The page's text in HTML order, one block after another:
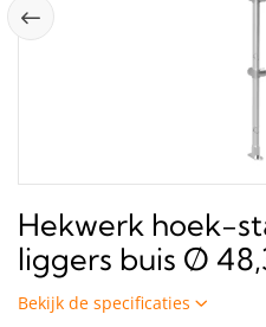
Hekwerk hoek-
liggers buis Ø
Bekijk de specificaties